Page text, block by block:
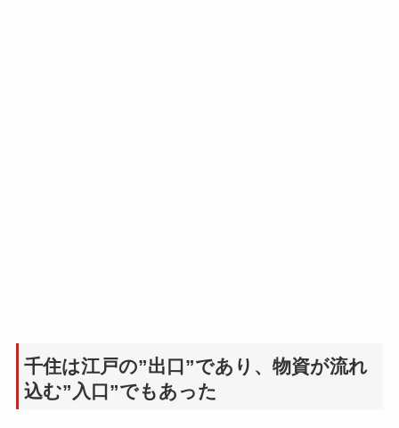
千住は江戸の”出口”であり、物資が流れ
込む”入口”でもあった